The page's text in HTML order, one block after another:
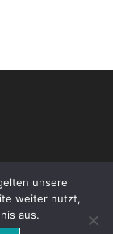
unsere
weiter nutzt,
aus.